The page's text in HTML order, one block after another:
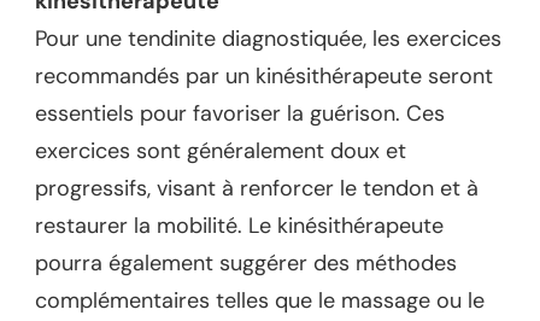
Pour une tendinite diagnostiquée, les exercices
recommandés par un kinésithérapeute seront
essentiels pour favoriser la guérison. Ces
exercices sont généralement doux et
progressifs, visant à renforcer le tendon et à
restaurer la mobilité. Le kinésithérapeute
pourra également suggérer des méthodes
complémentaires telles que le massage ou le